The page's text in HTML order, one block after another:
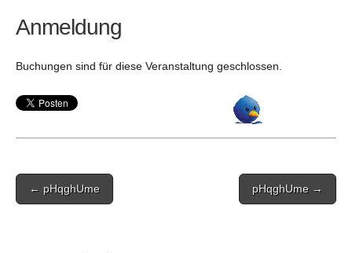
Anmeldung
Buchungen sind für diese Veranstaltung geschlossen.
Post
navigation
← pHqghUme pHqghUme →